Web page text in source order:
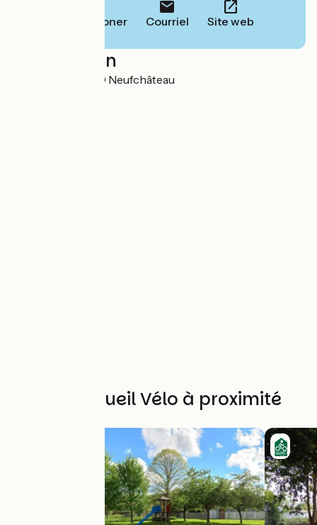
Téléphoner Courriel Site web
Localisation
Place Pitet 88300 Neufchâteau
Autres Accueil Vélo à proximité